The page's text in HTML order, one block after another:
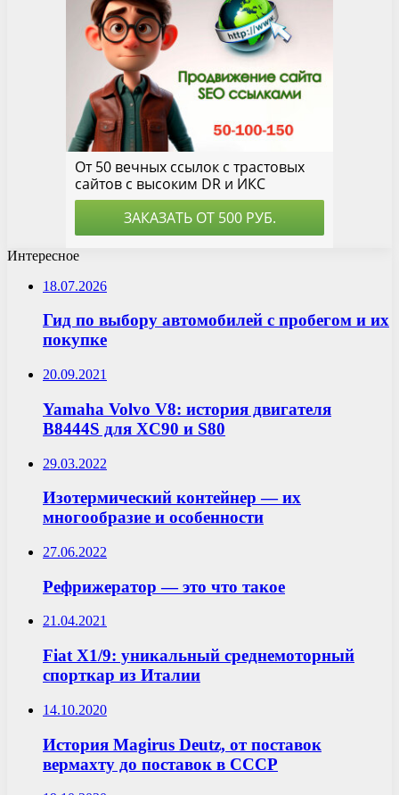
Интересное
18.07.2026
Гид по выбору автомобилей с пробегом и их
покупке
20.09.2021
Yamaha Volvo V8: история двигателя
B8444S для XC90 и S80
29.03.2022
Изотермический контейнер — их
многообразие и особенности
27.06.2022
Рефрижератор — это что такое
21.04.2021
Fiat X1/9: уникальный среднемоторный
спорткар из Италии
14.10.2020
История Magirus Deutz, от поставок
вермахту до поставок в СССР